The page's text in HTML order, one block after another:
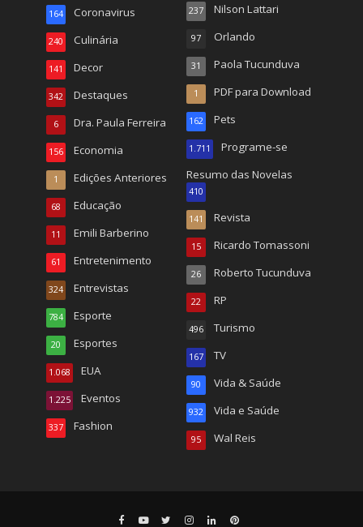
Coronavirus
164
Culinária
240
Decor
141
Destaques
342
Dra. Paula Ferreira
6
Economia
156
Edições Anteriores
1
Educação
68
Emili Barberino
11
Entretenimento
61
Entrevistas
324
Esporte
784
Esportes
20
EUA
1.068
Eventos
1.225
Fashion
337
Nilson Lattari
237
Orlando
97
Paola Tucunduva
31
PDF para Download
1
Pets
162
Programe-se
1.711
Resumo das Novelas
410
Revista
141
Ricardo Tomassoni
15
Roberto Tucunduva
26
RP
22
Turismo
496
TV
167
Vida & Saúde
90
Vida e Saúde
932
Wal Reis
95